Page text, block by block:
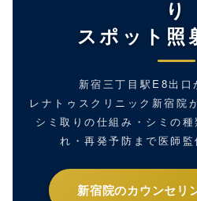
り
スポット照
新宿三丁目駅E8出口
レナトゥスクリニック新宿院
シミ取りの仕組み・シミの
れ・再発予防まで医師監
新宿院のカウンセリ